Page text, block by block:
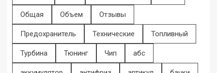
Общая Объем Отзывы
Предохранитель Технические Топливный
Турбина Тюнинг Чип абс